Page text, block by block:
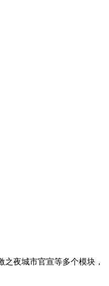
夜城市官宣等多个模块，